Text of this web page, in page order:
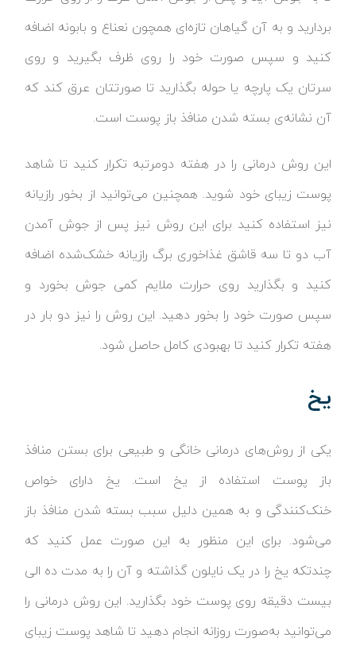
بردارید و به آن گیاهان تازه‌ای همچون نعناع و بابونه اضافه
کنید و سپس صورت خود را روی ظرف بگیرید و روی
سرتان یک پارچه یا حوله بگذارید تا صورتتان عرق کند که
آن نشانه‌ی بسته شدن منافذ باز پوست است.
این روش درمانی را در هفته دومرتبه تکرار کنید تا شاهد
پوست زیبای خود شوید. همچنین می‌توانید از بخور رازیانه
نیز استفاده کنید برای این روش نیز پس از جوش آمدن
آب دو تا سه قاشق غذاخوری برگ رازیانه خشک‌شده اضافه
کنید و بگذارید روی حرارت ملایم کمی جوش بخورد و
سپس صورت خود را بخور دهید. این روش را نیز دو بار در
هفته تکرار کنید تا بهبودی کامل حاصل شود.
یخ
یکی از روش‌های درمانی خانگی و طبیعی برای بستن منافذ
باز پوست استفاده از یخ است. یخ دارای خواص
خنک‌کنندگی و به همین دلیل سبب بسته شدن منافذ باز
می‌شود. برای این منظور به این صورت عمل کنید که
چندتکه یخ را در یک نایلون گذاشته و آن را به مدت ده الی
بیست دقیقه روی پوست خود بگذارید. این روش درمانی را
می‌توانید به‌صورت روزانه انجام دهید تا شاهد پوست زیبای